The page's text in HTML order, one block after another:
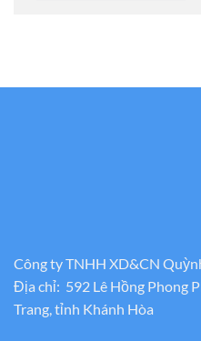
Công ty TNHH XD&CN
Địa chỉ: 592 Lê Hồng Phong
Trang, tỉnh Khánh Hòa